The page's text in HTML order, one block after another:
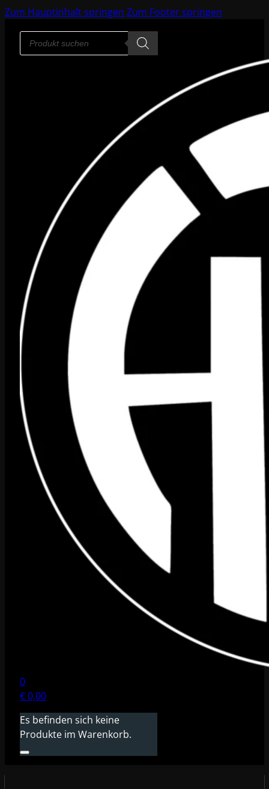
Zum Hauptinhalt springen Zum Footer springen
Products
search
0
€0,00
Es befinden sich keine
Produkte im Warenkorb.